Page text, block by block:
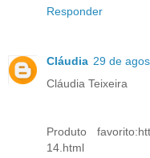
Responder
Cláudia 29 de
Cláudia Teixeira
Produto
14.html